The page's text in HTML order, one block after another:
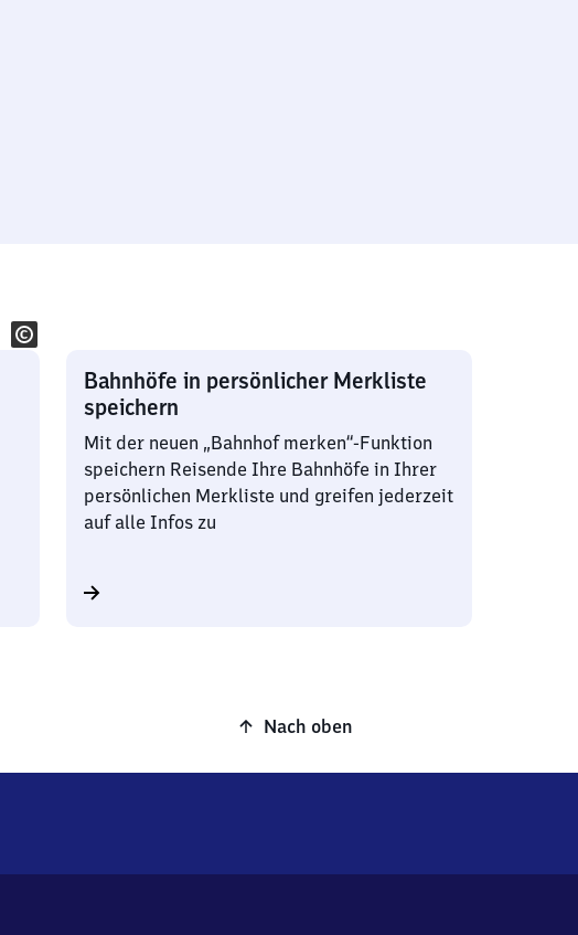
Bahnhöfe in persönlicher Merkliste
speichern
Mit der neuen „Bahnhof merken“-Funktion
speichern Reisende Ihre Bahnhöfe in Ihrer
persönlichen Merkliste und greifen jederzeit
auf alle Infos zu
Nach oben